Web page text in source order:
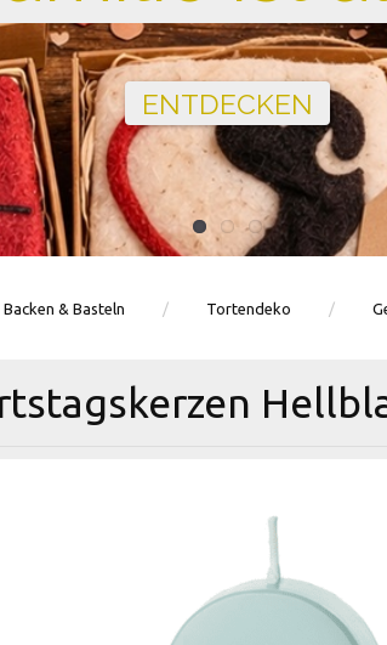
· Tischdeko · Karten ·
GEBURTSTAGSDEKO
Backen & Basteln Tortendeko